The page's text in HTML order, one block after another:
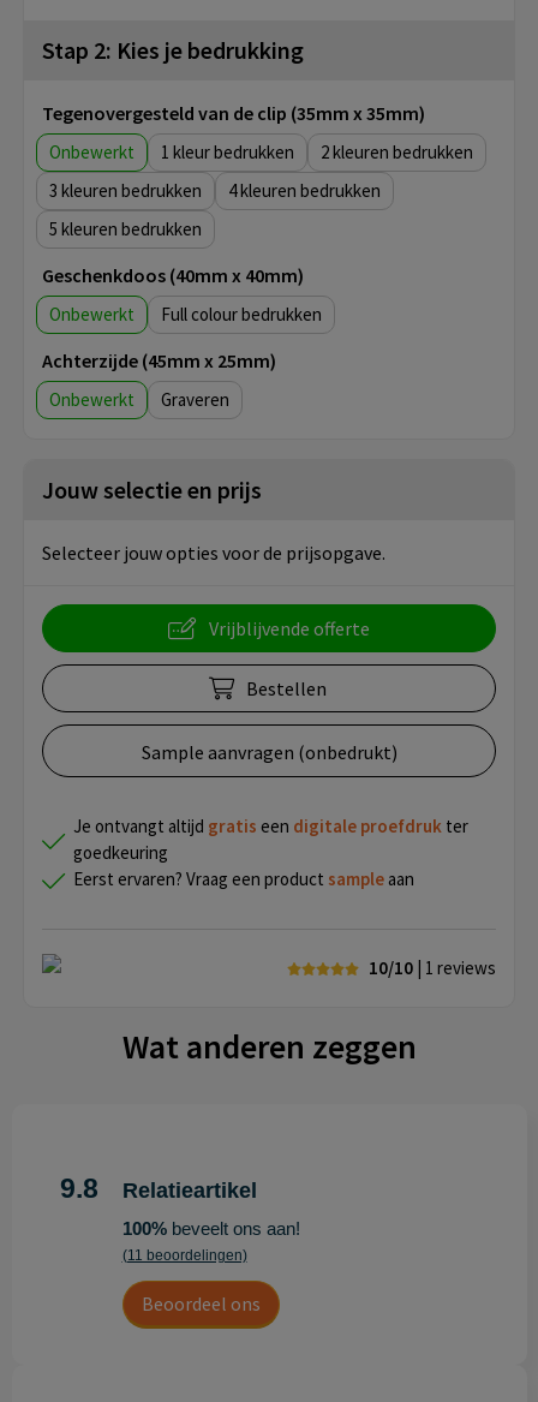
Stap 2: Kies je bedrukking
Tegenovergesteld van de clip (35mm x 35mm)
Onbewerkt 1
2
3
4
5
Geschenkdoos (40mm x 40mm)
Onbewerkt Full colour
Achterzijde (45mm x 25mm)
Onbewerkt Graveren
Jouw selectie en prijs
Selecteer jouw opties voor de prijsopgave.
Vrijblijvende offerte
Bestellen
Sample aanvragen (onbedrukt)
Je ontvangt altijd gratis een digitale proefdruk ter
goedkeuring
Eerst ervaren? Vraag een product sample aan
10/10 | 1 reviews
Wat anderen zeggen
9.8 Relatieartikel
100%beveelt ons aan!
(11 beoordelingen)
Beoordeel ons